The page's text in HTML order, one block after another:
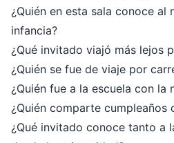
¿Quién en esta sala conoce
infancia?
¿Qué invitado viajó más lejos
¿Quién se fue de viaje por
¿Quién fue a la escuela con la
¿Quién comparte cumpleaños
¿Qué invitado conoce tanto a